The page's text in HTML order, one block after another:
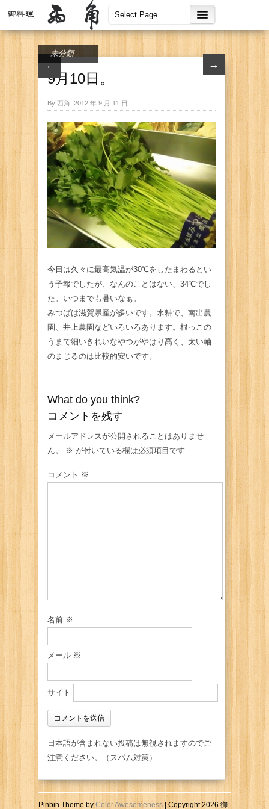
← →
未分類
9月10日。
By 西角, 2012 年 9 月 11 日
今日は久々に最高気温が30℃をしたまわるとい
う予報でしたが、なんのことはない、34℃でし
た。いつまでも暑いなぁ。
みつばは滋賀県産が多いです。水耕で、南出農
園、井上農園などいろいろあります。根っこの
うまで細いきれいなやつがやはり高く、太い軸
のまじるのは比較的安いです。
What do you think?
コメントを残す
メールアドレスが公開されることはありませ
ん。
※ が付いている欄は必須項目です
コメント ※
名前 ※
メール ※
サイト
日本語が含まれない投稿は無視されますのでご
注意ください。（スパム対策）
Pinbin Theme by Color Awesomeness| Copyright 2026 御